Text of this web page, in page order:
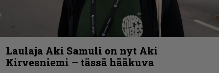
Laulaja Aki Samuli on nyt Aki
Kirvesniemi – tässä hääkuva